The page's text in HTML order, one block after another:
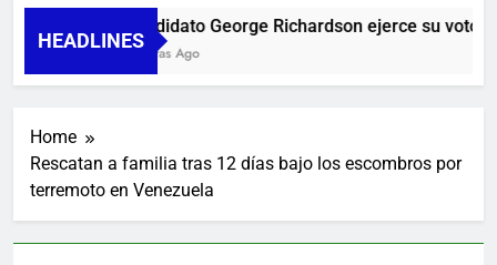
HEADLINES
Candidato George Richardson ejerce su voto y
5 Horas Ago
Home
Rescatan a familia tras 12 días bajo los escombros por
terremoto en Venezuela